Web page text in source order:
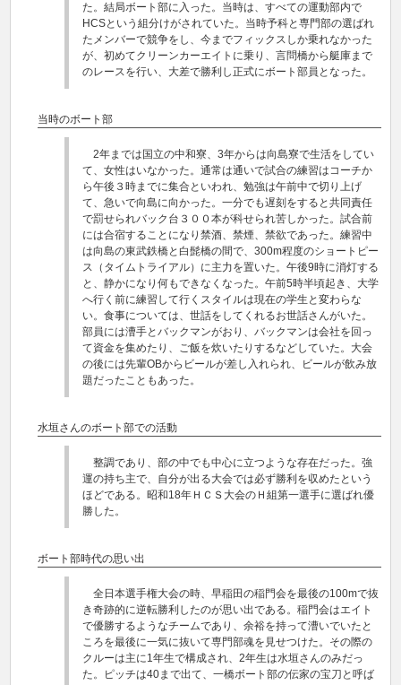
た。結局ボート部に入った。当時は、すべての運動部内で
HCSという組分けがされていた。当時予科と専門部の選ばれ
たメンバーで競争をし、今までフィックスしか乗れなかった
が、初めてクリーンカーエイトに乗り、言問橋から艇庫まで
のレースを行い、大差で勝利し正式にボート部員となった。
当時のボート部
2年までは国立の中和寮、3年からは向島寮で生活をしてい
て、女性はいなかった。通常は通いで試合の練習はコーチか
ら午後３時までに集合といわれ、勉強は午前中で切り上げ
て、急いで向島に向かった。一分でも遅刻をすると共同責任
で罰せられバック台３００本が科せられ苦しかった。試合前
には合宿することになり禁酒、禁煙、禁欲であった。練習中
は向島の東武鉄橋と白髭橋の間で、300m程度のショートピー
ス（タイムトライアル）に主力を置いた。午後9時に消灯する
と、静かになり何もできなくなった。午前5時半頃起き、大学
へ行く前に練習して行くスタイルは現在の学生と変わらな
い。食事については、世話をしてくれるお世話さんがいた。
部員には漕手とバックマンがおり、バックマンは会社を回っ
て資金を集めたり、ご飯を炊いたりするなどしていた。大会
の後には先輩OBからビールが差し入れられ、ビールが飲み放
題だったこともあった。
水垣さんのボート部での活動
整調であり、部の中でも中心に立つような存在だった。強
運の持ち主で、自分が出る大会では必ず勝利を収めたという
ほどである。昭和18年ＨＣＳ大会のＨ組第一選手に選ばれ優
勝した。
ボート部時代の思い出
全日本選手権大会の時、早稲田の稲門会を最後の100mで抜
き奇跡的に逆転勝利したのが思い出である。稲門会はエイト
で優勝するようなチームであり、余裕を持って漕いでいたと
ころを最後に一気に抜いて専門部魂を見せつけた。その際の
クルーは主に1年生で構成され、2年生は水垣さんのみだっ
た。ピッチは40まで出て、一橋ボート部の伝家の宝刀と呼ば